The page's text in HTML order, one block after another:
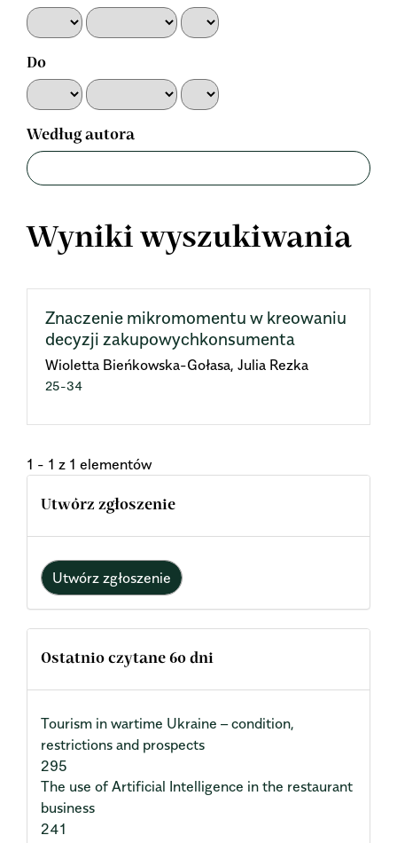
Do
Według autora
Wyniki wyszukiwania
Znaczenie mikromomentu w kreowaniu
decyzji zakupowychkonsumenta
Wioletta Bieńkowska-Gołasa, Julia Rezka
25-34
1 - 1 z 1 elementów
Utwórz zgłoszenie
Utwórz zgłoszenie
Ostatnio czytane 60 dni
Tourism in wartime Ukraine – condition,
restrictions and prospects
295
The use of Artificial Intelligence in the restaurant
business
241